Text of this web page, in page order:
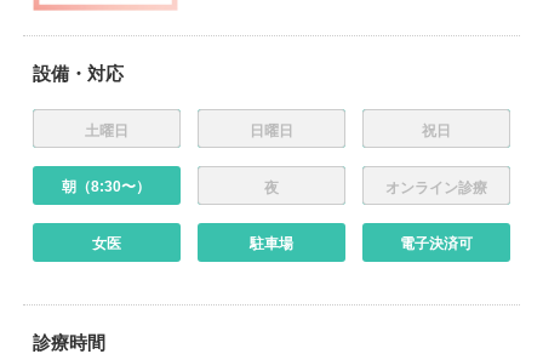
設備・対応
土曜日 日曜日 祝日
朝（8:30〜） 夜 オンライン診療
女医 駐車場 電子決済可
診療時間